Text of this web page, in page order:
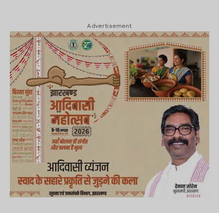
Advertisement